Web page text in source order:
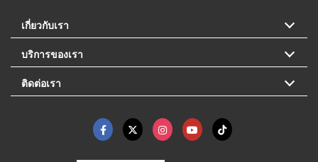
เกี่ยวกับเรา
บริการของเรา
ติดต่อเรา